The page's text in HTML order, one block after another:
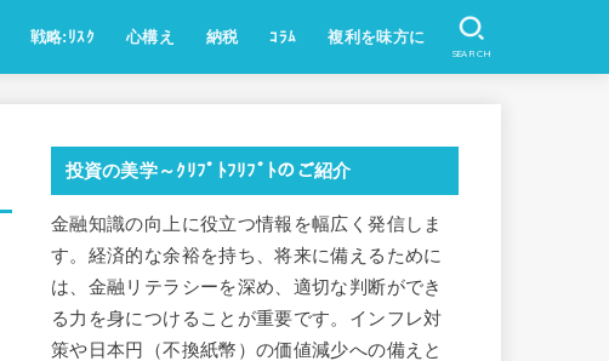
戦略:ﾘｽｸ 心構え 納税 ｺﾗﾑ 複利を味方に
SEARCH
投資の美学～ｸﾘﾌﾟﾄﾌﾘﾌﾟﾄのご紹介
金融知識の向上に役立つ情報を幅広く発信しま
す。経済的な余裕を持ち、将来に備えるために
は、金融リテラシーを深め、適切な判断ができ
る力を身につけることが重要です。インフレ対
策や日本円（不換紙幣）の価値減少への備えと